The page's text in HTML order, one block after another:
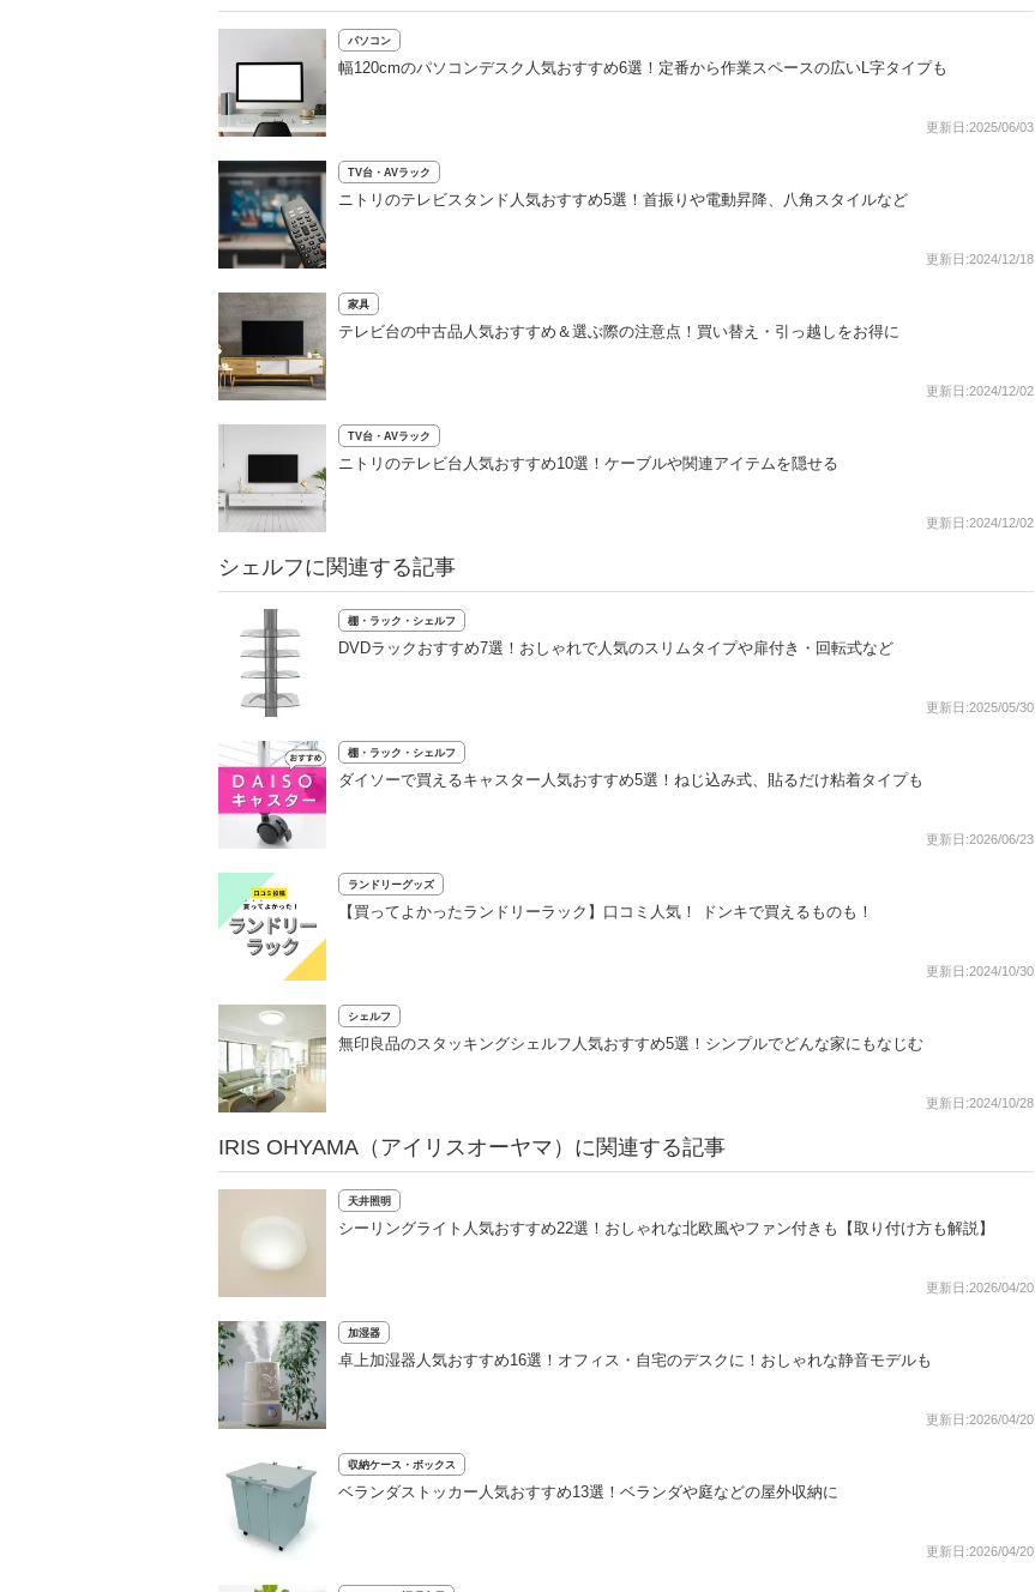
パソコン
幅120cmのパソコンデスク人気おすすめ6選！定番から作業スペースの広いL字タイプも
更新日:2025/06/03
TV台・AVラック
ニトリのテレビスタンド人気おすすめ5選！首振りや電動昇降、八角スタイルなど
更新日:2024/12/18
家具
テレビ台の中古品人気おすすめ＆選ぶ際の注意点！買い替え・引っ越しをお得に
更新日:2024/12/02
TV台・AVラック
ニトリのテレビ台人気おすすめ10選！ケーブルや関連アイテムを隠せる
更新日:2024/12/02
シェルフに関連する記事
棚・ラック・シェルフ
DVDラックおすすめ7選！おしゃれで人気のスリムタイプや扉付き・回転式など
更新日:2025/05/30
棚・ラック・シェルフ
ダイソーで買えるキャスター人気おすすめ5選！ねじ込み式、貼るだけ粘着タイプも
更新日:2026/06/23
ランドリーグッズ
【買ってよかったランドリーラック】口コミ人気！ ドンキで買えるものも！
更新日:2024/10/30
シェルフ
無印良品のスタッキングシェルフ人気おすすめ5選！シンプルでどんな家にもなじむ
更新日:2024/10/28
IRIS OHYAMA（アイリスオーヤマ）に関連する記事
天井照明
シーリングライト人気おすすめ22選！おしゃれな北欧風やファン付きも【取り付け方も解説】
更新日:2026/04/20
加湿器
卓上加湿器人気おすすめ16選！オフィス・自宅のデスクに！おしゃれな静音モデルも
更新日:2026/04/20
収納ケース・ボックス
ベランダストッカー人気おすすめ13選！ベランダや庭などの屋外収納に
更新日:2026/04/20